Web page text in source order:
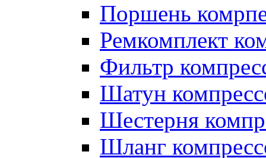
Поршень
Ремкомплект
Фильтр
Шатун
Шестерня
Шланг